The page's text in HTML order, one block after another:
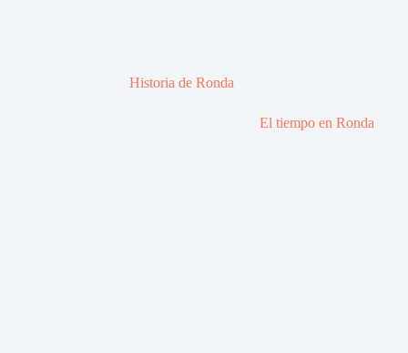
Historia de Ronda
El tiempo en Ronda